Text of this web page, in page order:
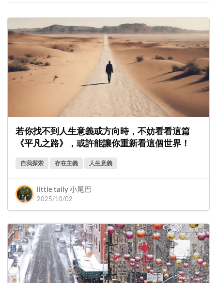
若你找不到人生意義或方向時，不妨看看這篇
《平凡之路》，或許能讓你重新看這個世界！
自我探索 存在主義 人生意義
little taily 小尾巴
2025/10/02